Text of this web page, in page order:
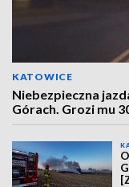
KATOWICE
Niebezpieczna
Górach. Grozi mu